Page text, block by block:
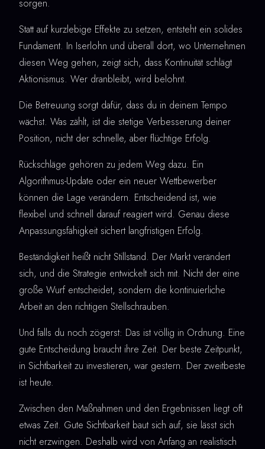
sorgen.
Statt auf kurzlebige Effekte zu setzen, entsteht ein solides
Fundament. In Iserlohn und überall dort, wo Unternehmen
diesen Weg gehen, zeigt sich, dass Kontinuität schlägt
Aktionismus. Wer dranbleibt, wird belohnt.
Die Betreuung sorgt dafür, dass du in deinem Tempo
wächst. Was zählt, ist die stetige Verbesserung deiner
Position, nicht der schnelle, aber flüchtige Erfolg.
Rückschläge gehören zu jedem Weg dazu. Ein
Algorithmus-Update oder ein neuer Wettbewerber
können die Lage verändern. Entscheidend ist, wie
flexibel und schnell darauf reagiert wird. Genau diese
Anpassungsfähigkeit sichert langfristigen Erfolg.
Beständigkeit heißt nicht Stillstand. Der Markt verändert
sich, und die Strategie entwickelt sich mit. Nicht der eine
große Wurf entscheidet, sondern die kontinuierliche
Arbeit an den richtigen Stellschrauben.
Und falls du noch zögerst: Das ist völlig in Ordnung. Eine
gute Entscheidung braucht ihre Zeit. Der beste Zeitpunkt,
in Sichtbarkeit zu investieren, war gestern. Der zweitbeste
ist heute.
Zwischen den Maßnahmen und den Ergebnissen liegt oft
etwas Zeit. Gute Sichtbarkeit baut sich auf, sie lässt sich
nicht erzwingen. Deshalb wird von Anfang an realistisch